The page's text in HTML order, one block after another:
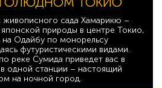
живописного сада Хамарикю –
природы в центре Токио,
на Одайбу по монорельсу
футуристическими видами.
реке Сумида приведет вас в
одной станции – настоящий
на ночной город.